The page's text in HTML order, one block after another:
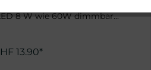
8 W wie 60W dimmbar...
13.90*